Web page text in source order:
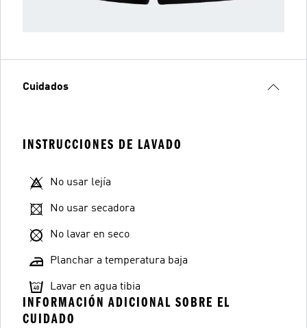
Cuidados
INSTRUCCIONES DE LAVADO
No usar lejía
No usar secadora
No lavar en seco
Planchar a temperatura baja
Lavar en agua tibia
INFORMACIÓN ADICIONAL SOBRE EL
CUIDADO